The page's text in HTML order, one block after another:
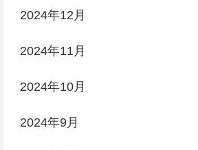
2024年12月
2024年11月
2024年10月
2024年9月